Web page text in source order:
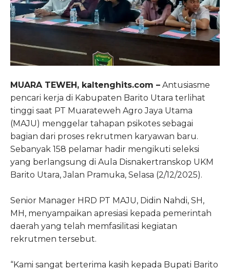
MUARA TEWEH, kaltenghits.com – Antusiasme
pencari kerja di Kabupaten Barito Utara terlihat
tinggi saat PT Muarateweh Agro Jaya Utama
(MAJU) menggelar tahapan psikotes sebagai
bagian dari proses rekrutmen karyawan baru.
Sebanyak 158 pelamar hadir mengikuti seleksi
yang berlangsung di Aula Disnakertranskop UKM
Barito Utara, Jalan Pramuka, Selasa (2/12/2025).
Senior Manager HRD PT MAJU, Didin Nahdi, SH,
MH, menyampaikan apresiasi kepada pemerintah
daerah yang telah memfasilitasi kegiatan
rekrutmen tersebut.
“Kami sangat berterima kasih kepada Bupati Barito